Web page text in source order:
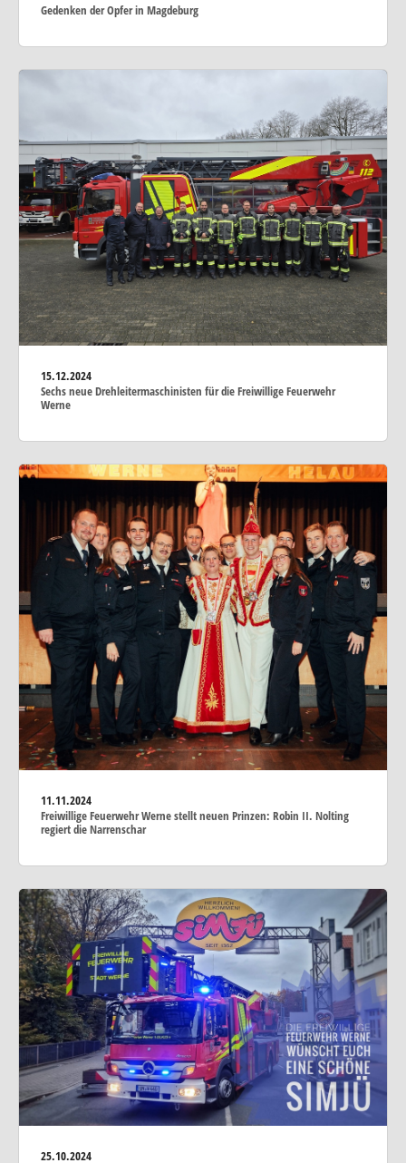
Gedenken der Opfer in Magdeburg
15.12.2024
Sechs neue Drehleitermaschinisten für die Freiwillige Feuerwehr
Werne
11.11.2024
Freiwillige Feuerwehr Werne stellt neuen Prinzen: Robin II. Nolting
regiert die Narrenschar
25.10.2024